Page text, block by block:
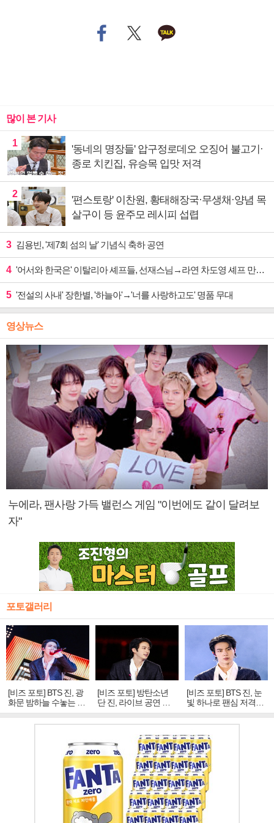
많이 본 기사
1
'동네의 명장들' 압구정로데오 오징어 불고기·
종로 치킨집, 유승목 입맛 저격
2
'편스토랑' 이찬원, 황태해장국·무생채·양념 목
살구이 등 윤주모 레시피 섭렵
3 김용빈, '제7회 섬의 날' 기념식 축하 공연
4 '어서와 한국은' 이탈리아 셰프들, 선재스님→라연 차도영 셰프 만난다
5 '전설의 사내' 장한별, '하늘아'→'너를 사랑하고도' 명품 무대
영상뉴스
누에라, 팬사랑 가득 밸런스 게임 "이번에도 같이 달려보
자"
포토갤러리
[비즈 포토] BTS 진, 광
화문 밤하늘 수놓는 '비
주얼 킹'의 열창
[비즈 포토] 방탄소년
단 진, 라이브 공연 중
빛나는 독보적 아우라
[비즈 포토] BTS 진, 눈
빛 하나로 팬심 저격…
독보적 카리스마